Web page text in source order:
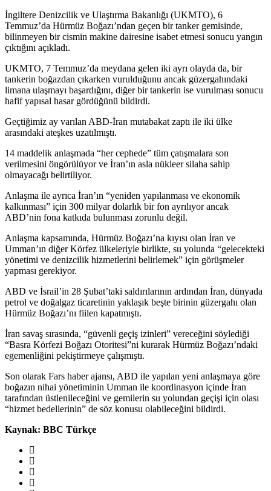
İngiltere Denizcilik ve Ulaştırma Bakanlığı (UKMTO), 6
Temmuz’da Hürmüz Boğazı’ndan geçen bir tanker gemisinde,
bilinmeyen bir cismin makine dairesine isabet etmesi sonucu yangın
çıktığını açıkladı.
UKMTO, 7 Temmuz’da meydana gelen iki ayrı olayda da, bir
tankerin boğazdan çıkarken vurulduğunu ancak güzergahındaki
limana ulaşmayı başardığını, diğer bir tankerin ise vurulması sonucu
hafif yapısal hasar gördüğünü bildirdi.
Geçtiğimiz ay varılan ABD-İran mutabakat zaptı ile iki ülke
arasındaki ateşkes uzatılmıştı.
14 maddelik anlaşmada “her cephede” tüm çatışmalara son
verilmesini öngörülüyor ve İran’ın asla nükleer silaha sahip
olmayacağı belirtiliyor.
Anlaşma ile ayrıca İran’ın “yeniden yapılanması ve ekonomik
kalkınması” için 300 milyar dolarlık bir fon ayrılıyor ancak
ABD’nin fona katkıda bulunması zorunlu değil.
Anlaşma kapsamında, Hürmüz Boğazı’na kıyısı olan İran ve
Umman’ın diğer Körfez ülkeleriyle birlikte, su yolunda “gelecekteki
yönetimi ve denizcilik hizmetlerini belirlemek” için görüşmeler
yapması gerekiyor.
ABD ve İsrail’in 28 Şubat’taki saldırılarının ardından İran, dünyada
petrol ve doğalgaz ticaretinin yaklaşık beşte birinin güzergahı olan
Hürmüz Boğazı’nı fiilen kapatmıştı.
İran savaş sırasında, “güvenli geçiş izinleri” vereceğini söylediği
“Basra Körfezi Boğazı Otoritesi”ni kurarak Hürmüz Boğazı’ndaki
egemenliğini pekiştirmeye çalışmıştı.
Son olarak Fars haber ajansı, ABD ile yapılan yeni anlaşmaya göre
boğazın nihai yönetiminin Umman ile koordinasyon içinde İran
tarafından üstlenileceğini ve gemilerin su yolundan geçişi için olası
“hizmet bedellerinin” de söz konusu olabileceğini bildirdi.
Kaynak: BBC Türkçe